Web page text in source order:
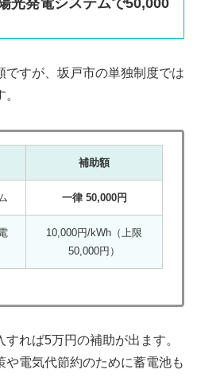
光発電システムで50,000
ですが、坂戸市の単独制度では
補助額
一律 50,000円
10,000円/kWh（上限
50,000円）
れば5万円の補助が出ます。
や電気代節約のために蓄電池も